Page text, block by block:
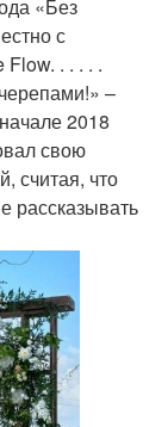
«Без
с
. . . . .
–
2018
свою
считая, что
рассказывать